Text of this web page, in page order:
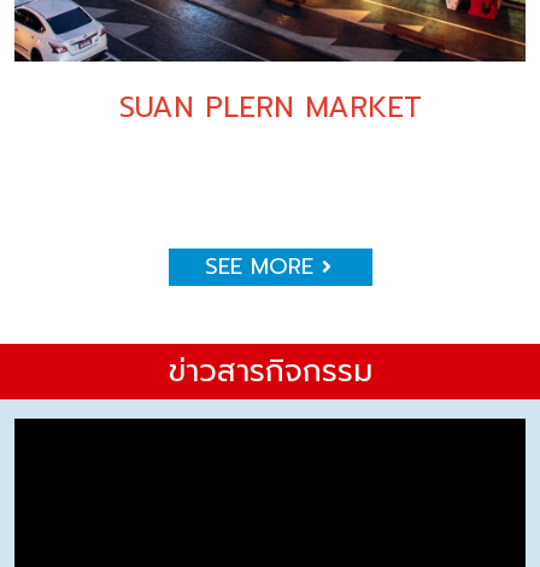
SUAN PLERN MARKET
SEE MORE
ข่าวสารกิจกรรม